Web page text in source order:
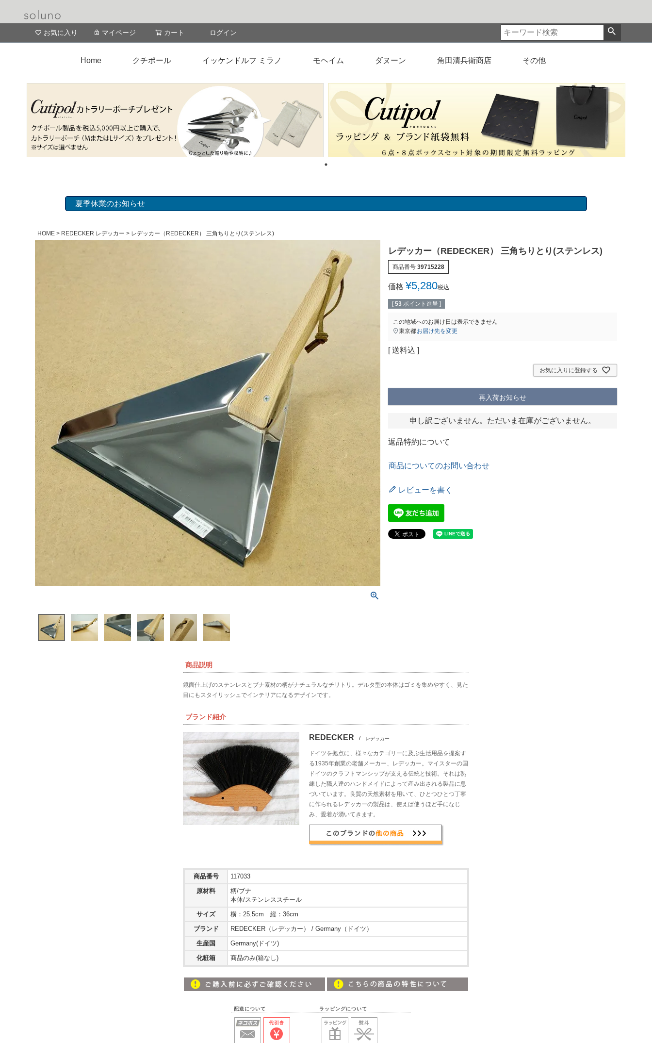
お気に入り マイページ カート ログイン
Home クチポール イッケンドルフ ミラノ モヘイム ダヌーン 角田清兵衛商店 その他
夏季休業のお知らせ
HOME REDECKER レデッカー レデッカー（REDECKER） 三角ちりとり(ステンレス)
レデッカー（REDECKER） 三角ちりとり(ステンレス)
商品番号 39715228
価格 ¥5,280税込
[ 53 ポイント進呈 ]
この地域へのお届け日は表示できません
東京都お届け先を変更
送料込
お気に入りに登録する
再入荷お知らせ
申し訳ございません。ただいま在庫がございません。
返品特約について
商品についてのお問い合わせ
レビューを書く
商品説明
鏡面仕上げのステンレスとブナ素材の柄がナチュラルなチリトリ。デルタ型の本体はゴミを集めやすく、見た
目にもスタイリッシュでインテリアになるデザインです。
ブランド紹介
REDECKER / レデッカー
ドイツを拠点に、様々なカテゴリーに及ぶ生活用品を提案す
る1935年創業の老舗メーカー、レデッカー。マイスターの国
ドイツのクラフトマンシップが支える伝統と技術。それは熟
練した職人達のハンドメイドによって産み出される製品に息
づいています。良質の天然素材を用いて、ひとつひとつ丁寧
に作られるレデッカーの製品は、使えば使うほど手になじ
み、愛着が湧いてきます。
商品番号
117033
原材料
柄/ブナ
本体/ステンレススチール
サイズ
横：25.5cm 縦：36cm
ブランド
REDECKER（レデッカー） / Germany（ドイツ）
生産国
Germany(ドイツ)
化粧箱
商品のみ(箱なし)
配送について ラッピングについて